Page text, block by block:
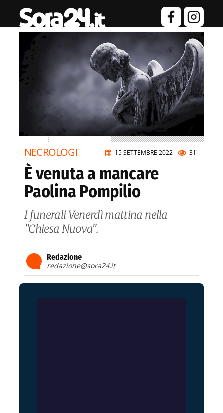
15 SETTEMBRE 2022 31"
NECROLOGI
È venuta a mancare
Paolina Pompilio
I funerali Venerdì mattina nella
"Chiesa Nuova".
Redazione
redazione@sora24.it